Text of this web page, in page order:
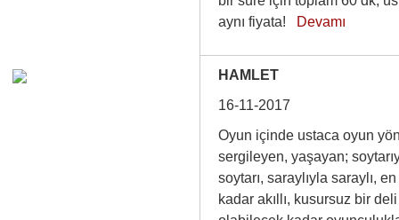
aynı fiyata! Devamı
HAMLET
16-11-2017
Oyun içinde ustaca oyun
sergileyen, yaşayan;
soytarı, saraylıyla saraylı, en
kadar akıllı, kusursuz bir deli